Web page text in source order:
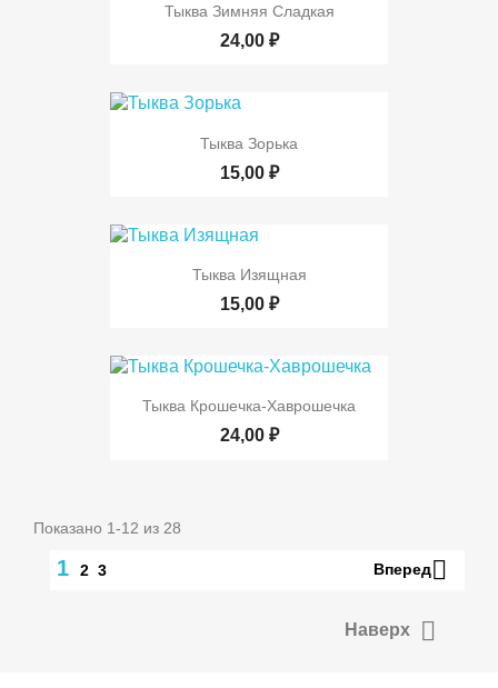
Тыква Зимняя Сладкая
24,00 ₽
Тыква Зорька
15,00 ₽
Тыква Изящная
15,00 ₽
Тыква Крошечка-Хаврошечка
24,00 ₽
Показано 1-12 из 28
1 2 3 Вперед
Наверх 